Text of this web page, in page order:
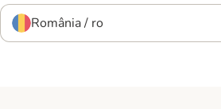
România / ro